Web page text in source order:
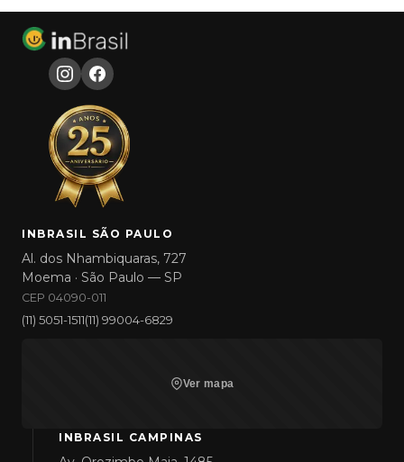
INBRASIL SÃO PAULO
Al. dos Nhambiquaras, 727
Moema · São Paulo — SP
CEP 04090-011
(11) 5051-1511(11) 99004-6829
Ver mapa
INBRASIL CAMPINAS